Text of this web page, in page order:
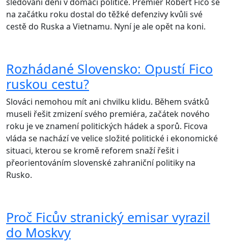
na začátku roku dostal do těžké defenzivy kvůli své
cestě do Ruska a Vietnamu. Nyní je ale opět na koni.
Rozhádané Slovensko: Opustí Fico
ruskou cestu?
Slováci nemohou mít ani chvilku klidu. Během svátků
museli řešit zmizení svého premiéra, začátek nového
roku je ve znamení politických hádek a sporů. Ficova
vláda se nachází ve velice složité politické i ekonomické
situaci, kterou se kromě reforem snaží řešit i
přeorientováním slovenské zahraniční politiky na
Rusko.
Proč Ficův stranický emisar vyrazil
do Moskvy